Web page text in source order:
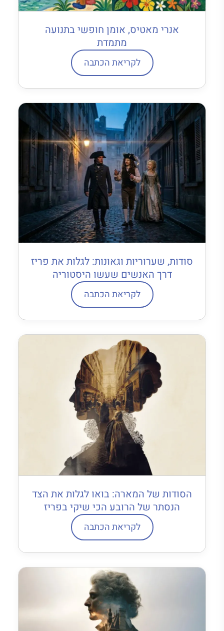
אנרי מאטיס, אומן חופשי בתנועה
מתמדת
לקריאת הכתבה
סודות, שערוריות וגאונות: לגלות את פריז
דרך האנשים שעשו היסטוריה
לקריאת הכתבה
הסודות של המארה: בואו לגלות את הצד
הנסתר של הרובע הכי שיקי בפריז
לקריאת הכתבה